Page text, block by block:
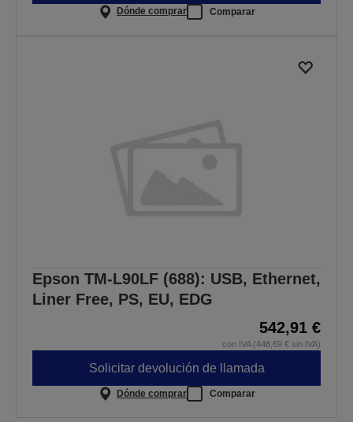
Dónde comprar Comparar
Epson TM-L90LF (688): USB, Ethernet,
Liner Free, PS, EU, EDG
542,91 €
con IVA (448,69 € sin IVA)
Solicitar devolución de llamada
Dónde comprar Comparar